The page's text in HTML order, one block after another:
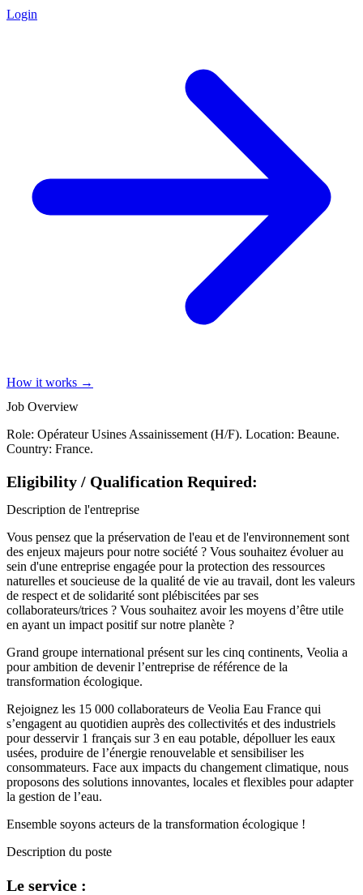
Login
How it works →
Job Overview
Role: Opérateur Usines Assainissement (H/F). Location: Beaune.
Country: France.
Eligibility / Qualification Required:
Description de l'entreprise
Vous pensez que la préservation de l'eau et de l'environnement sont
des enjeux majeurs pour notre société ? Vous souhaitez évoluer au
sein d'une entreprise engagée pour la protection des ressources
naturelles et soucieuse de la qualité de vie au travail, dont les valeurs
de respect et de solidarité sont plébiscitées par ses
collaborateurs/trices ? Vous souhaitez avoir les moyens d’être utile
en ayant un impact positif sur notre planète ?
Grand groupe international présent sur les cinq continents, Veolia a
pour ambition de devenir l’entreprise de référence de la
transformation écologique.
Rejoignez les 15 000 collaborateurs de Veolia Eau France qui
s’engagent au quotidien auprès des collectivités et des industriels
pour desservir 1 français sur 3 en eau potable, dépolluer les eaux
usées, produire de l’énergie renouvelable et sensibiliser les
consommateurs. Face aux impacts du changement climatique, nous
proposons des solutions innovantes, locales et flexibles pour adapter
la gestion de l’eau.
Ensemble soyons acteurs de la transformation écologique !
Description du poste
Le service :